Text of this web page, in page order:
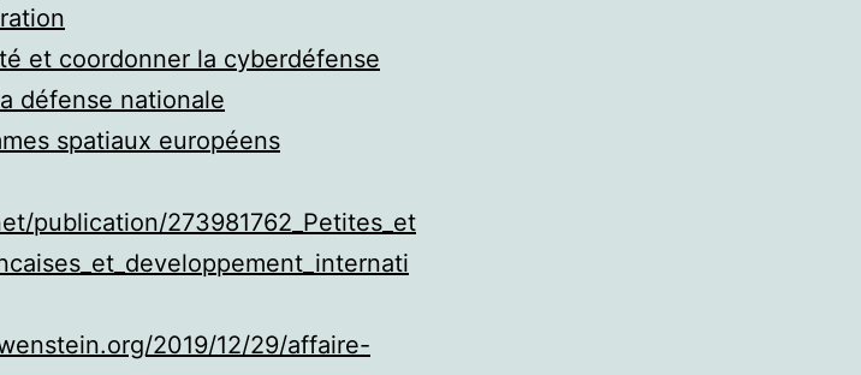
et coordonner la cyberdéfense
défense nationale
spatiaux européens
publication/273981762_Petites_et
2019/12/29/affaire-